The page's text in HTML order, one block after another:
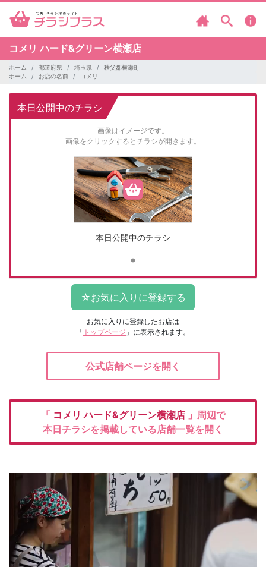
コメリハード&グリーン横瀬店
ホーム 都道府県 埼玉県
秩父郡横瀬町
ホーム
お店の名前 コメリ
本日公開中のチラシ
画像はイメージです。
画像をクリックするとチラシが開きます。
本日公開中のチラシ
お気に入りに登録したお店は
「 トップページ 」に表示されます。
公式店舗ページを開く
「 コメリハード&グリーン横瀬店 」周辺で
本日チラシを掲載している店舗一覧を開く